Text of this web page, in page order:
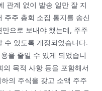
관계 없이 발송 일만 잘 지
주주 총회 소집 통지를 송신
으로 보내야 했는데, 주주
수 있도록 개정되었습니다.
을 줄일 수 있게 되었습니
목적 사항 등을 포함해서
의 주식을 갖고 소액 주주